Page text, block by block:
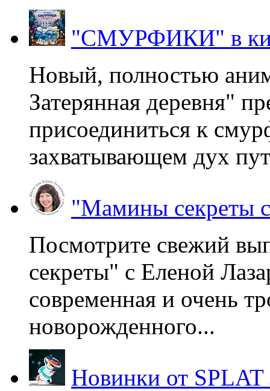
"СМУРФИКИ" в
Новый, полностью
Затерянная деревня"
присоединиться к
захватывающем дух
"Мамины секреты
Посмотрите свежий
секреты" с Еленой
современная и очень
новорожденного...
Новинки от